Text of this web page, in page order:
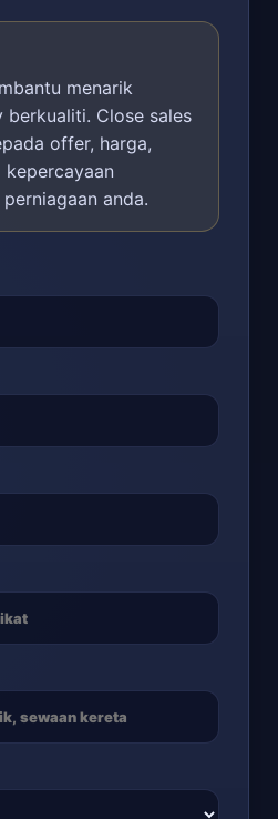
menarik
berkualiti. Close sales
offer, harga,
anda.